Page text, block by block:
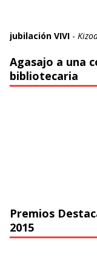
jubilación VIVI -
Agasajo a una
bibliotecaria
Premios
2015